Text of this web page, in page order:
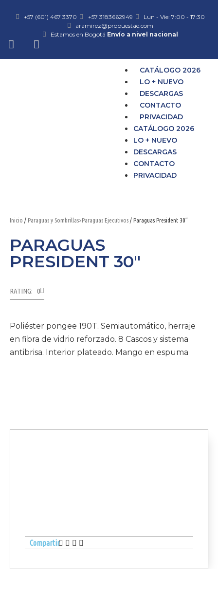
+57 (601) 467 3370 +57 3183662949
Lun - Vie: 7:00 - 17:30
aramirez@propuestae.com
Estamos en Bogotá Envío a nivel nacional
CATÁLOGO 2026
LO + NUEVO
DESCARGAS
CONTACTO
PRIVACIDAD
CATÁLOGO 2026
LO + NUEVO
DESCARGAS
CONTACTO
PRIVACIDAD
Compartir
Inicio / Paraguas y Sombrillas>Paraguas Ejecutivos / Paraguas President 30″
PARAGUAS
PRESIDENT 30″
RATING: 0
Poliéster pongee 190T. Semiautomático, herraje
en fibra de vidrio reforzado. 8 Cascos y sistema
antibrisa. Interior plateado. Mango en espuma